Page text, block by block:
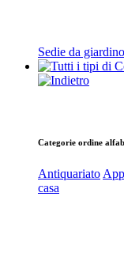
Sedie da giardino
Categorie ordine
Antiquariato
casa